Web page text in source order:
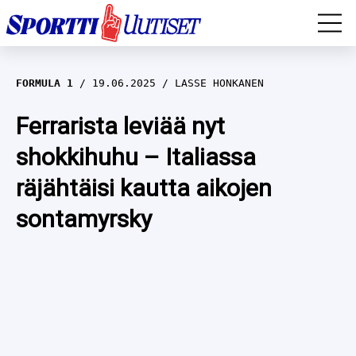
EM-YLEISURHEILU
JÄÄKIEKKO
YLEISURHEILU
WILMA HELTELÄ
TALVILAJIT
FORMULA 1 19.06.2025 LASSE HONKANEN
Ferrarista leviää nyt
shokkihuhu – Italiassa
räjähtäisi kautta aikojen
sontamyrsky